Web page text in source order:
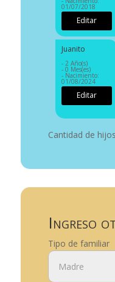
01/07/2018
Editar
Juanito
- 2 Año(s)
- 0 Mes(es)
- Nacimiento:
01/08/2024
Editar
Cantidad de
Ingreso
Tipo de familiar